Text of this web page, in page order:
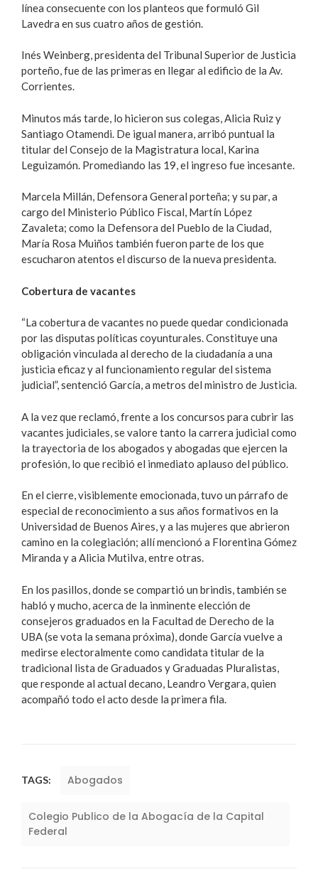
línea consecuente con los planteos que formuló Gil
Lavedra en sus cuatro años de gestión.
Inés Weinberg, presidenta del Tribunal Superior de Justicia
porteño, fue de las primeras en llegar al edificio de la Av.
Corrientes.
Minutos más tarde, lo hicieron sus colegas, Alicia Ruiz y
Santiago Otamendi. De igual manera, arribó puntual la
titular del Consejo de la Magistratura local, Karina
Leguizamón. Promediando las 19, el ingreso fue incesante.
Marcela Millán, Defensora General porteña; y su par, a
cargo del Ministerio Público Fiscal, Martín López
Zavaleta; como la Defensora del Pueblo de la Ciudad,
María Rosa Muiños también fueron parte de los que
escucharon atentos el discurso de la nueva presidenta.
Cobertura de vacantes
“La cobertura de vacantes no puede quedar condicionada
por las disputas políticas coyunturales. Constituye una
obligación vinculada al derecho de la ciudadanía a una
justicia eficaz y al funcionamiento regular del sistema
judicial”, sentenció García, a metros del ministro de Justicia.
A la vez que reclamó, frente a los concursos para cubrir las
vacantes judiciales, se valore tanto la carrera judicial como
la trayectoria de los abogados y abogadas que ejercen la
profesión, lo que recibió el inmediato aplauso del público.
En el cierre, visiblemente emocionada, tuvo un párrafo de
especial de reconocimiento a sus años formativos en la
Universidad de Buenos Aires, y a las mujeres que abrieron
camino en la colegiación; allí mencionó a Florentina Gómez
Miranda y a Alicia Mutilva, entre otras.
En los pasillos, donde se compartió un brindis, también se
habló y mucho, acerca de la inminente elección de
consejeros graduados en la Facultad de Derecho de la
UBA (se vota la semana próxima), donde García vuelve a
medirse electoralmente como candidata titular de la
tradicional lista de Graduados y Graduadas Pluralistas,
que responde al actual decano, Leandro Vergara, quien
acompañó todo el acto desde la primera fila.
TAGS: Abogados
Colegio Publico de la Abogacía de la Capital
Federal